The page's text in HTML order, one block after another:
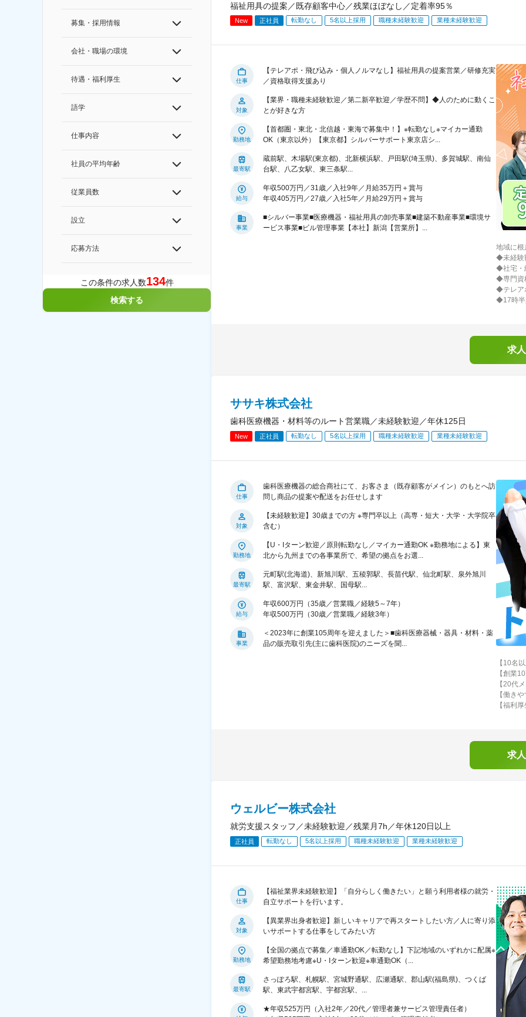
募集・採用情報
会社・職場の環境
待遇・福利厚生
語学
仕事内容
社員の平均年齢
従業員数
設立
応募方法
この条件の求人数134件
検索する
福祉用具の提案／既存顧客中心／残業ほぼなし／定着率95％
New 正社員 転勤なし 5名以上採用 職種未経験歓迎 業種未経験歓迎
仕事
【テレアポ・飛び込み・個人ノルマなし】福祉用具の提案営業／研修充実
／資格取得支援あり
対象
【業界・職種未経験歓迎／第二新卒歓迎／学歴不問】◆人のために動くこ
とが好きな方
勤務地
【首都圏・東北・北信越・東海で募集中！】※転勤なし※マイカー通勤
OK（東京以外）【東京都】シルバーサポート東京店シ...
最寄駅
蔵前駅、木場駅(東京都)、北新横浜駅、戸田駅(埼玉県)、多賀城駅、南仙
台駅、八乙女駅、東三条駅...
給与
年収500万円／31歳／入社9年／月給35万円＋賞与
年収405万円／27歳／入社5年／月給29万円＋賞与
事業
■シルバー事業■医療機器・福祉用具の卸売事業■建築不動産事業■環境サ
ービス事業■ビル管理事業【本社】新潟【営業所】...
地域に
◆未経験
◆社宅・
◆専門資
◆テレア
◆17時半
求
ササキ株式会社
歯科医療機器・材料等のルート営業職／未経験歓迎／年休125日
New 正社員 転勤なし 5名以上採用 職種未経験歓迎 業種未経験歓迎
仕事
歯科医療機器の総合商社にて、お客さま（既存顧客がメイン）のもとへ訪
問し商品の提案や配送をお任せします
対象
【未経験歓迎】30歳までの方 ※専門卒以上（高専・短大・大学・大学院卒
含む）
勤務地
【U・Iターン歓迎／原則転勤なし／マイカー通勤OK ※勤務地による】東
北から九州までの各事業所で、希望の拠点をお選...
最寄駅
元町駅(北海道)、新旭川駅、五稜郭駅、長苗代駅、仙北町駅、泉外旭川
駅、富沢駅、東金井駅、国母駅...
給与
年収600万円（35歳／営業職／経験5～7年）
年収500万円（30歳／営業職／経験3年）
事業
＜2023年に創業105周年を迎えました＞■歯科医療器械・器具・材料・薬
品の販売取引先(主に歯科医院)のニーズを聞...
【10名
【創業
【20代
【働き
【福利
求
ウェルビー株式会社
就労支援スタッフ／未経験歓迎／残業月7h／年休120日以上
正社員 転勤なし 5名以上採用 職種未経験歓迎 業種未経験歓迎
仕事
【福祉業界未経験歓迎】「自分らしく働きたい」と願う利用者様の就労・
自立サポートを行います。
対象
【異業界出身者歓迎】新しいキャリアで再スタートしたい方／人に寄り添
いサポートする仕事をしてみたい方
勤務地
【全国の拠点で募集／車通勤OK／転勤なし】下記地域のいずれかに配属※
希望勤務地考慮※U・Iターン歓迎※車通勤OK（...
最寄駅
さっぽろ駅、札幌駅、宮城野通駅、広瀬通駅、郡山駅(福島県)、つくば
駅、東武宇都宮駅、宇都宮駅、...
★年収525万円（入社2年／20代／管理者兼サービス管理責任者）